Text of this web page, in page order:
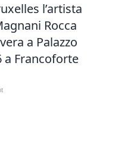
l’artista
Rocca
a Palazzo
a Francoforte